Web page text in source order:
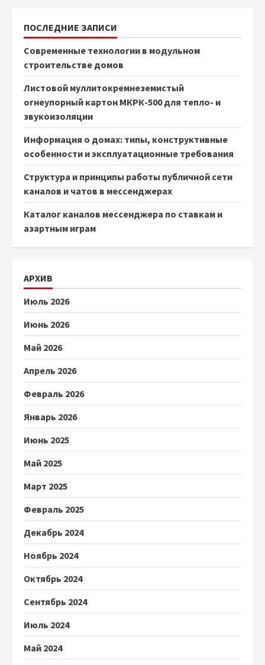
ПОСЛЕДНИЕ ЗАПИСИ
Современные технологии в модульном
строительстве домов
Листовой муллитокремнеземистый
огнеупорный картон МКРК-500 для тепло- и
звукоизоляции
Информация о домах: типы, конструктивные
особенности и эксплуатационные требования
Структура и принципы работы публичной сети
каналов и чатов в мессенджерах
Каталог каналов мессенджера по ставкам и
азартным играм
АРХИВ
Июль 2026
Июнь 2026
Май 2026
Апрель 2026
Февраль 2026
Январь 2026
Июнь 2025
Май 2025
Март 2025
Февраль 2025
Декабрь 2024
Ноябрь 2024
Октябрь 2024
Сентябрь 2024
Июль 2024
Май 2024